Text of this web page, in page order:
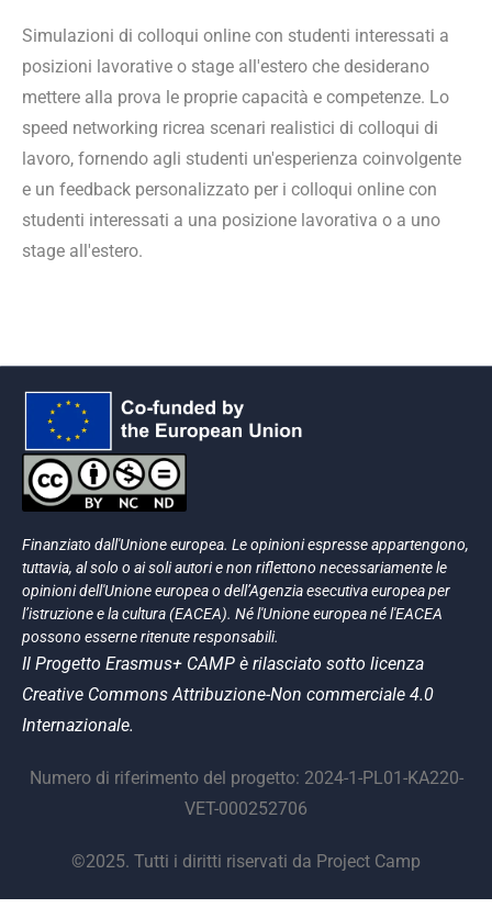
Simulazioni di colloqui online con studenti interessati a
posizioni lavorative o stage all'estero che desiderano
mettere alla prova le proprie capacità e competenze. Lo
speed networking ricrea scenari realistici di colloqui di
lavoro, fornendo agli studenti un'esperienza coinvolgente
e un feedback personalizzato per i colloqui online con
studenti interessati a una posizione lavorativa o a uno
stage all'estero.
Finanziato dall'Unione europea. Le opinioni espresse appartengono,
tuttavia, al solo o ai soli autori e non riflettono necessariamente le
opinioni dell'Unione europea o dell’Agenzia esecutiva europea per
l’istruzione e la cultura (EACEA). Né l'Unione europea né l'EACEA
possono esserne ritenute responsabili.
Il Progetto Erasmus+ CAMP è rilasciato sotto licenza
Creative Commons Attribuzione-Non commerciale 4.0
Internazionale.
Numero di riferimento del progetto: 2024-1-PL01-KA220-
VET-000252706
©2025. Tutti i diritti riservati da Project Camp